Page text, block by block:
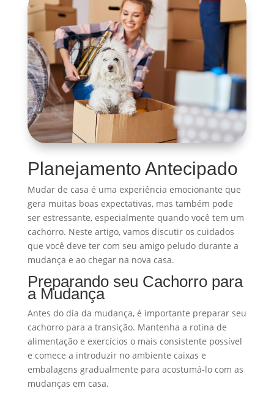
Planejamento Antecipado
Mudar de casa é uma experiência emocionante que
gera muitas boas expectativas, mas também pode
ser estressante, especialmente quando você tem um
cachorro. Neste artigo, vamos discutir os cuidados
que você deve ter com seu amigo peludo durante a
mudança e ao chegar na nova casa.
Preparando seu Cachorro para
a Mudança
Antes do dia da mudança, é importante preparar seu
cachorro para a transição. Mantenha a rotina de
alimentação e exercícios o mais consistente possível
e comece a introduzir no ambiente caixas e
embalagens gradualmente para acostumá-lo com as
mudanças em casa.